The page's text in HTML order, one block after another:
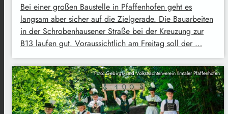
Bei einer großen Baustelle in Pfaffenhofen geht es
langsam aber sicher auf die Zielgerade. Die Bauarbeiten
in der Schrobenhausener Straße bei der Kreuzung zur
B13 laufen gut. Voraussichtlich am Freitag soll der …
Foto: Gebirgs- und Volkstrachtenverein Ilmtaler Pfaffenhofen